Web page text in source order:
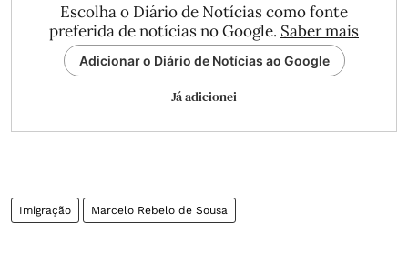
Escolha o Diário de Notícias como fonte
preferida de notícias no Google. Saber mais
Adicionar o Diário de Notícias ao Google
Já adicionei
Imigração Marcelo Rebelo de Sousa